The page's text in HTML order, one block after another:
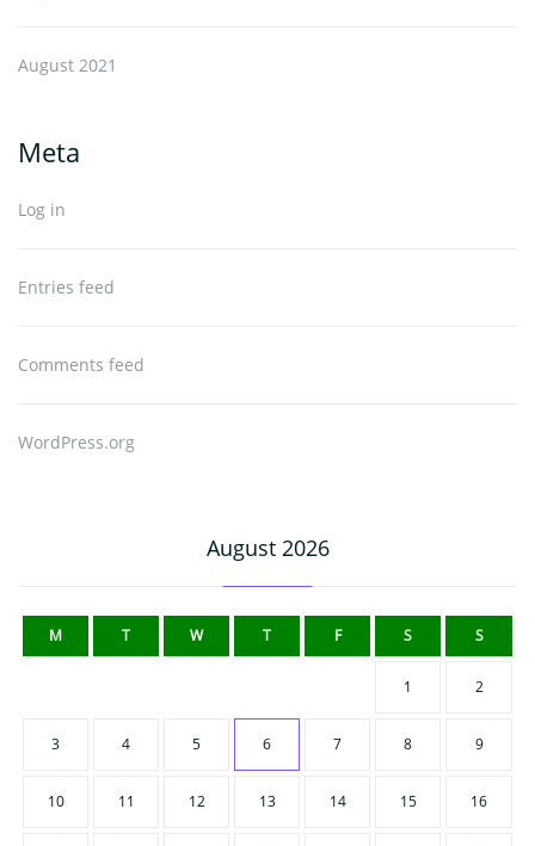
August 2021
Meta
Log in
Entries feed
Comments feed
WordPress.org
August 2026
M T W T F S S
1 2
3 4 5 6 7 8 9
10 11 12 13 14 15 16